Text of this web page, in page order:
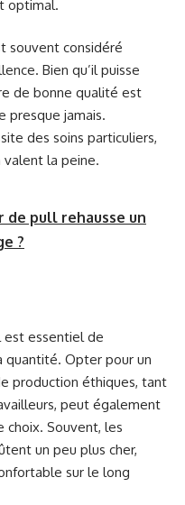
optimal.
souvent considéré
Bien qu’il puisse
de bonne qualité est
presque jamais.
des soins particuliers,
valent la peine.
de pull rehausse un
?
est essentiel de
Opter pour un
production éthiques, tant
peut également
choix. Souvent, les
un peu plus cher,
sur le long